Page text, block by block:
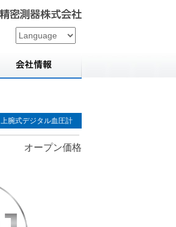
上腕式デジタル血圧計
オープン価格